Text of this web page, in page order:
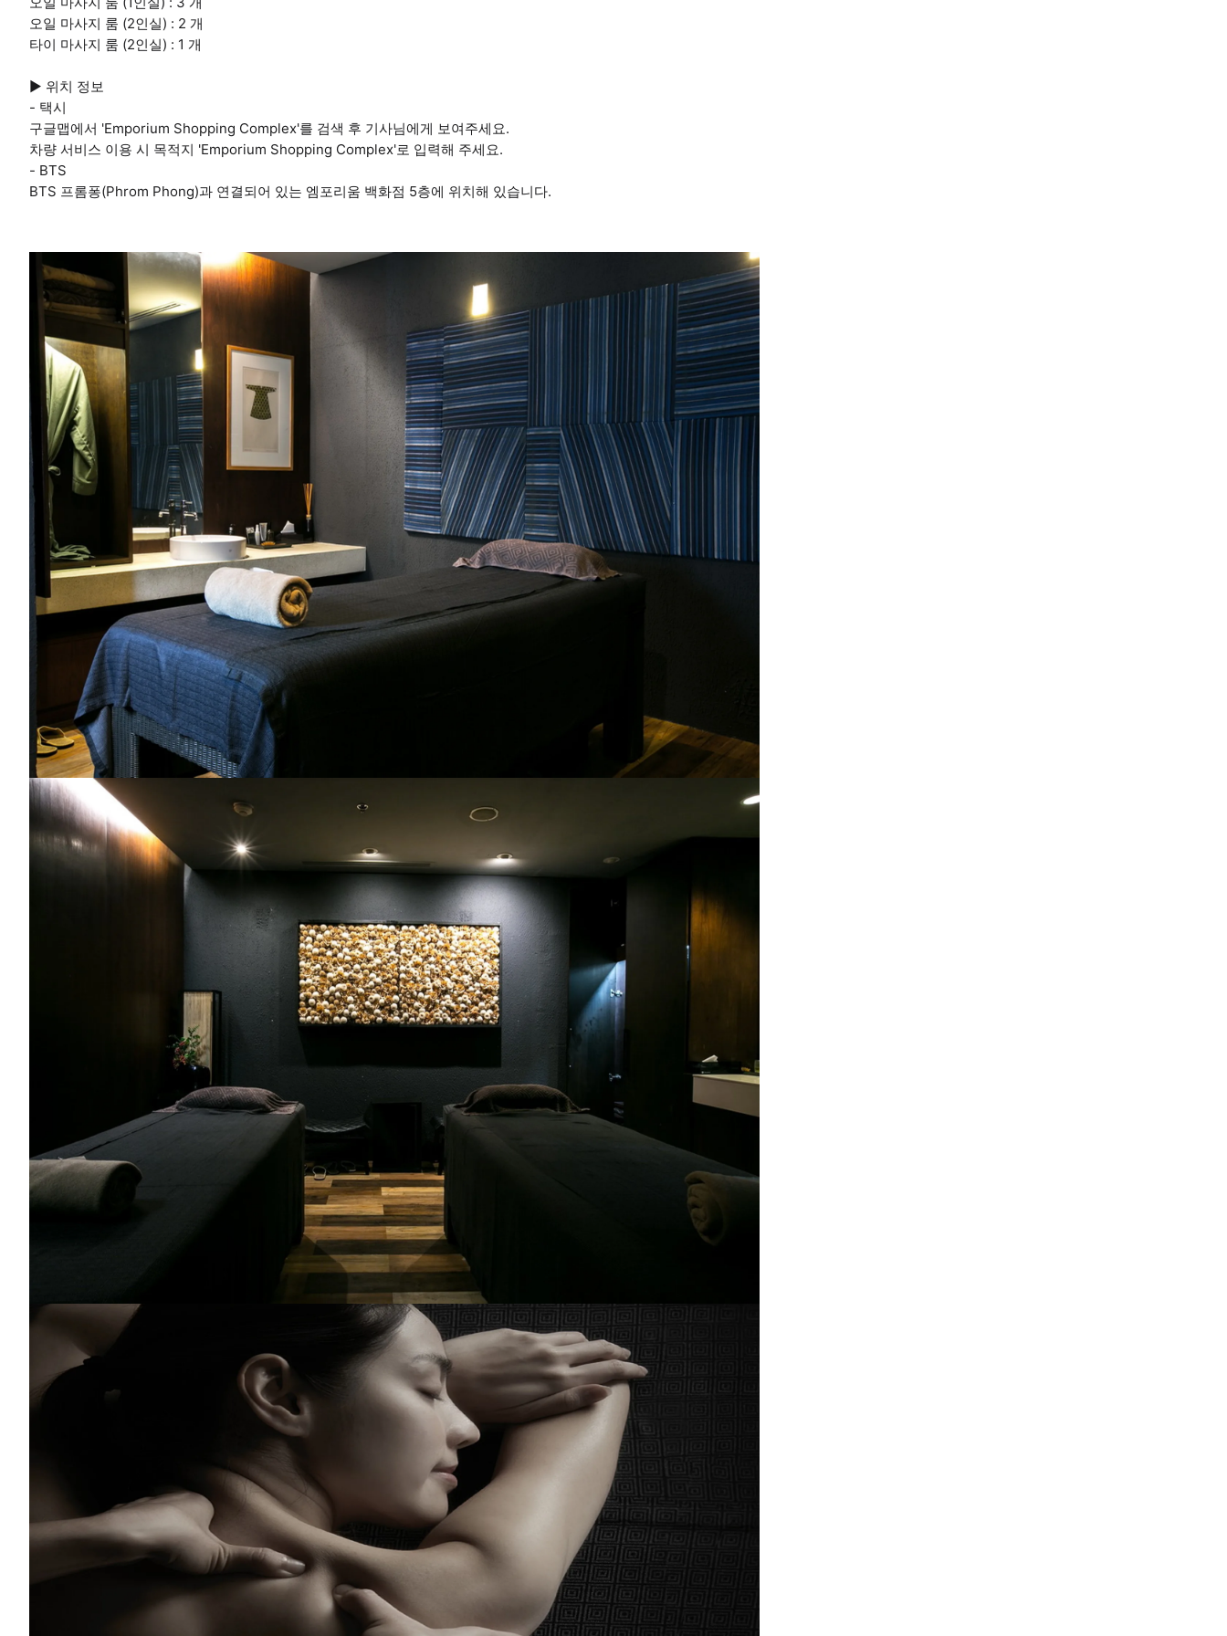
오일 마사지 룸 (2인실) : 2 개
타이 마사지 룸 (2인실) : 1 개
▶ 위치 정보
- 택시
구글맵에서 'Emporium Shopping Complex'를 검색 후 기사님에게 보여주세요.
차량 서비스 이용 시 목적지 'Emporium Shopping Complex'로 입력해 주세요.
- BTS
BTS 프롬퐁(Phrom Phong)과 연결되어 있는 엠포리움 백화점 5층에 위치해 있습니다.